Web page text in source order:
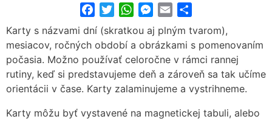
FacebookTwitterWhatsApp
Messenger
Email
Karty s názvami dní (skratkou aj plným tvarom),
mesiacov, ročných období a obrázkami s pomenovaním
počasia. Možno používať celoročne v rámci rannej
rutiny, keď si predstavujeme deň a zároveň sa tak učíme
orientácii v čase. Karty zalaminujeme a vystrihneme.
Karty môžu byť vystavené na magnetickej tabuli, alebo